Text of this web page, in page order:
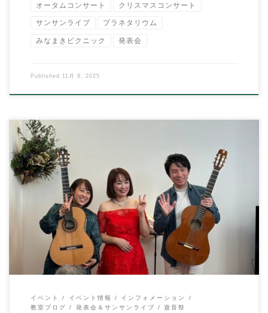
オータムコンサート クリスマスコンサート
サンサンライブ プラネタリウム
みなまきピクニック 発表会
Published 11月 8, 2025
こんにちは、イハラ音楽教室の伊原鉄朗です。 kodaキッチン
クリスマスコンサート
先日１２月３日 […]
イベント イベント情報
インフォメーション
教室ブログ
発表会＆サンサンライブ 遊音祭